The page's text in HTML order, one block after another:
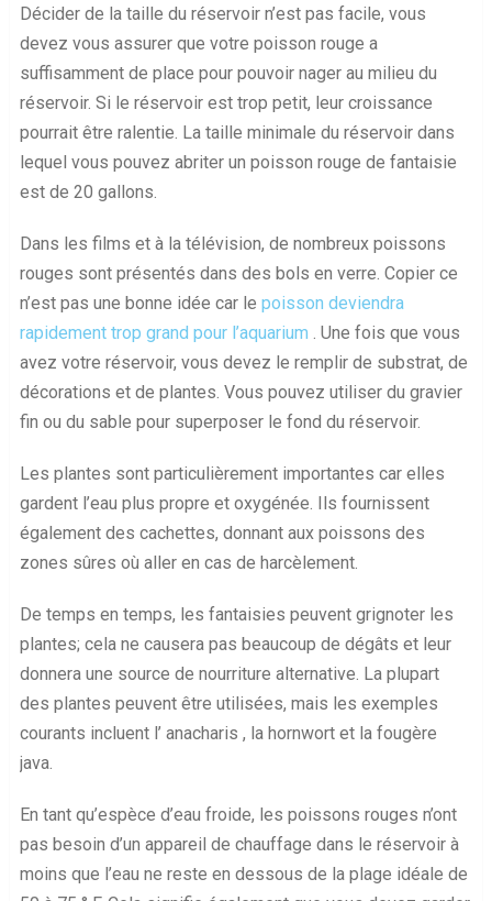
Décider de la taille du réservoir n’est pas facile, vous
devez vous assurer que votre poisson rouge a
suffisamment de place pour pouvoir nager au milieu du
réservoir. Si le réservoir est trop petit, leur croissance
pourrait être ralentie. La taille minimale du réservoir dans
lequel vous pouvez abriter un poisson rouge de fantaisie
est de 20 gallons.
Dans les films et à la télévision, de nombreux poissons
rouges sont présentés dans des bols en verre. Copier ce
n’est pas une bonne idée car le poisson deviendra
rapidement trop grand pour l’aquarium . Une fois que vous
avez votre réservoir, vous devez le remplir de substrat, de
décorations et de plantes. Vous pouvez utiliser du gravier
fin ou du sable pour superposer le fond du réservoir.
Les plantes sont particulièrement importantes car elles
gardent l’eau plus propre et oxygénée. Ils fournissent
également des cachettes, donnant aux poissons des
zones sûres où aller en cas de harcèlement.
De temps en temps, les fantaisies peuvent grignoter les
plantes; cela ne causera pas beaucoup de dégâts et leur
donnera une source de nourriture alternative. La plupart
des plantes peuvent être utilisées, mais les exemples
courants incluent l’ anacharis , la hornwort et la fougère
java.
En tant qu’espèce d’eau froide, les poissons rouges n’ont
pas besoin d’un appareil de chauffage dans le réservoir à
moins que l’eau ne reste en dessous de la plage idéale de